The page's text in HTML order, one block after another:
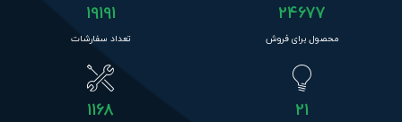
24677
محصول برای فروش
19191
تعداد سفارشات
21
1168